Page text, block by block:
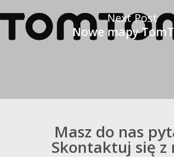
Next Post
Nowe mapy
Masz do nas
Skontaktuj się z